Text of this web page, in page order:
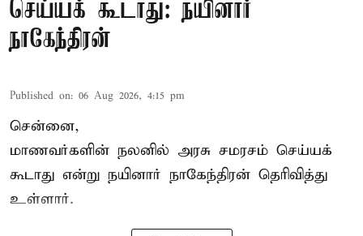
செய்யக் கூடாது: நயினார்
நாகேந்திரன்
Published on: 06 Aug 2026, 4:15 pm
சென்னை,
மாணவர்களின் நலனில் அரசு சமரசம் செய்யக்
கூடாது என்று நயினார் நாகேந்திரன் தெரிவித்து
உள்ளார்.